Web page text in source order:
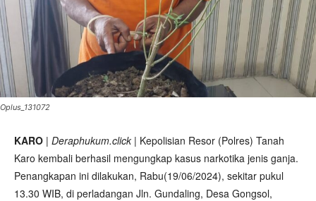
Oplus_131072
KARO | Deraphukum.click | Kepolisian Resor (Polres) Tanah
Karo kembali berhasil mengungkap kasus narkotika jenis ganja.
Penangkapan ini dilakukan, Rabu(19/06/2024), sekitar pukul
13.30 WIB, di perladangan Jln. Gundaling, Desa Gongsol,